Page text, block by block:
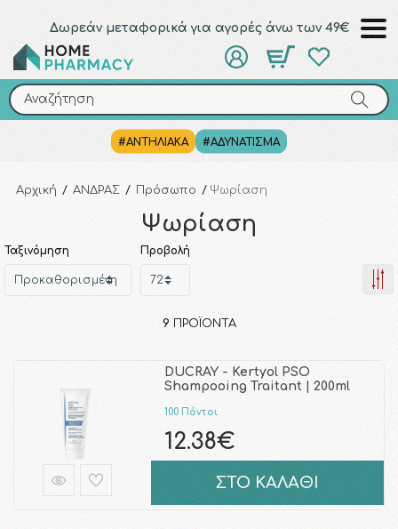
Δωρεάν μεταφορικά για αγορές άνω των 49€
Αναζήτηση
#ΑΝΤΗΛΙΑΚΑ #ΑΔΥΝΑΤΙΣΜΑ
Αναζήτηση
Αρχική / ΑΝΔΡΑΣ / Πρόσωπο / Ψωρίαση
Ψωρίαση
Ταξινόμηση Προβολή
9 ΠΡΟΪΌΝΤΑ
DUCRAY - Kertyol PSO
Shampooing Traitant | 200ml
100 Πόντοι
12.38€
ΣΤΟ ΚΑΛΑΘΙ